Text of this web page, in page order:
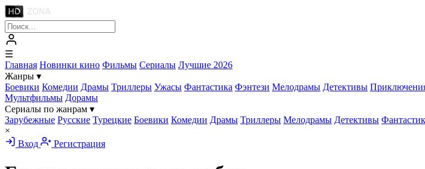
☰
Главная Новинки кино Фильмы Сериалы Лучшие 2026
Жанры ▾
Боевики Комедии Драмы Триллеры Ужасы Фантастика Фэнтези Мелодрамы Детективы
Мультфильмы Дорамы
Сериалы по жанрам ▾
Зарубежные Русские Турецкие Боевики Комедии Драмы Триллеры Мелодрамы Детективы
×
Вход
Регистрация